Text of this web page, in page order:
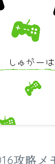
攻略メ